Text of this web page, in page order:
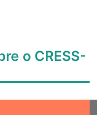
o CRESS-